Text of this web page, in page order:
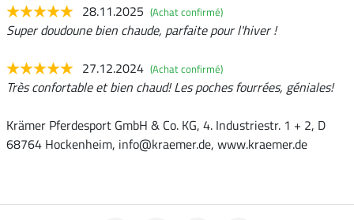
28.11.2025 (Achat confirmé)
Super doudoune bien chaude, parfaite pour l'hiver !
27.12.2024 (Achat confirmé)
Très confortable et bien chaud! Les poches fourrées, géniales!
Krämer Pferdesport GmbH & Co. KG, 4. Industriestr. 1 + 2, D
68764 Hockenheim, info@kraemer.de, www.kraemer.de